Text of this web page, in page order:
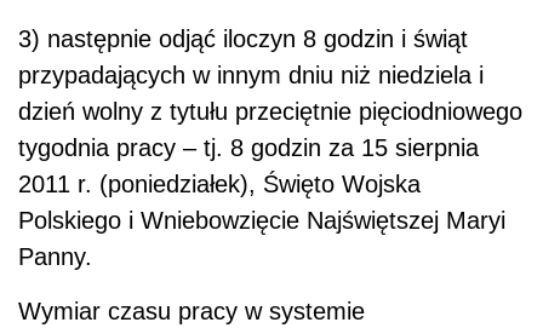
3) następnie odjąć iloczyn 8 godzin i świąt
przypadających w innym dniu niż niedziela i
dzień wolny z tytułu przeciętnie pięciodniowego
tygodnia pracy – tj. 8 godzin za 15 sierpnia
2011 r. (poniedziałek), Święto Wojska
Polskiego i Wniebowzięcie Najświętszej Maryi
Panny.
Wymiar czasu pracy w systemie